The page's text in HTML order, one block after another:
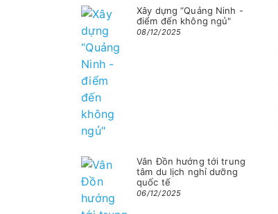
Xây dựng “Quảng Ninh -
điểm đến không ngủ"
08/12/2025
Vân Đồn hướng tới trung
tâm du lịch nghỉ dưỡng
quốc tế
06/12/2025